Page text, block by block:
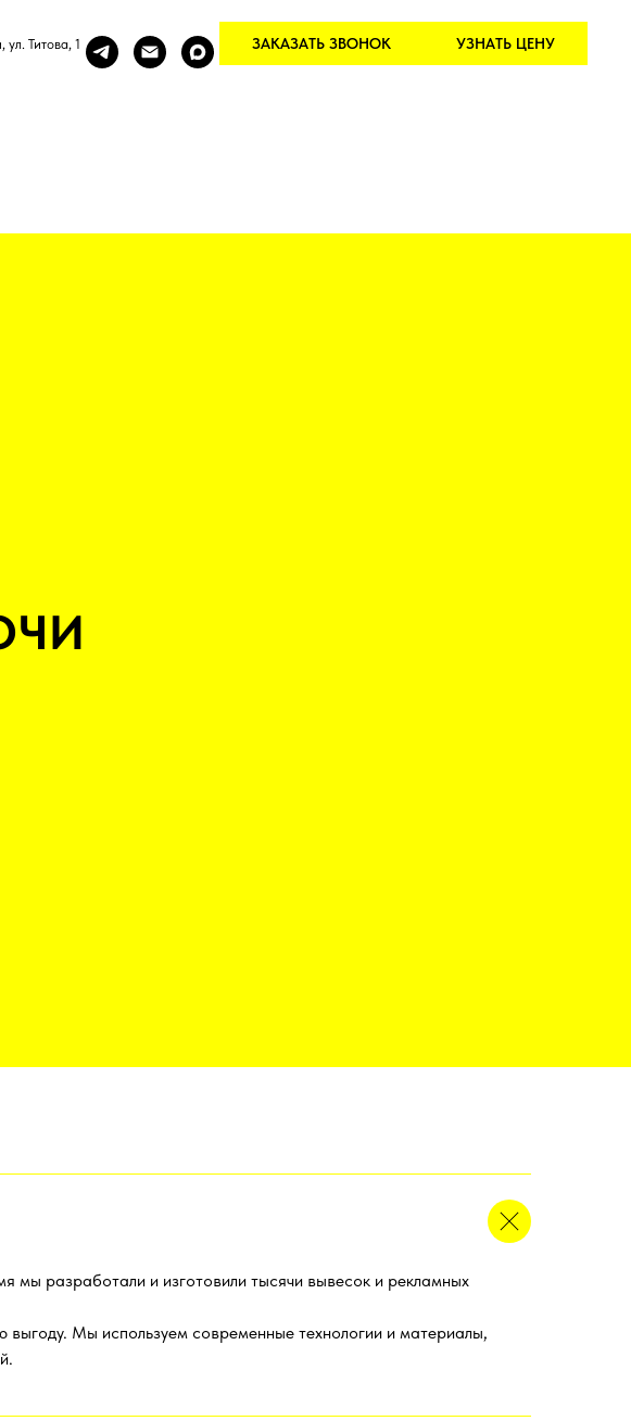
ул. Титова, 1 ЗАКАЗАТЬ ЗВОНОК УЗНАТЬ ЦЕНУ
мы разработали и изготовили тысячи вывесок и рекламных
Мы используем современные технологии и материалы,